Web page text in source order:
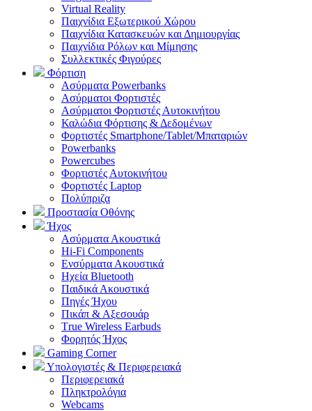
Virtual Reality
Παιχνίδια Εξωτερικού Χώρου
Παιχνίδια Κατασκευών και Δημιουργίας
Παιχνίδια Ρόλων και Μίμησης
Συλλεκτικές Φιγούρες
Φόρτιση
Ασύρματα Powerbanks
Aσύρματοι Φορτιστές
Ασύρματοι Φορτιστές Αυτοκινήτου
Καλώδια Φόρτισης & Δεδομένων
Φορτιστές Smartphone/Tablet/Μπαταριών
Powerbanks
Powercubes
Φορτιστές Αυτοκινήτου
Φορτιστές Laptop
Πολύπριζα
Προστασία Οθόνης
Ήχος
Ασύρματα Ακουστικά
Hi-Fi Components
Ενσύρματα Ακουστικά
Ηχεία Bluetooth
Παιδικά Ακουστικά
Πηγές Ήχου
Πικάπ & Αξεσουάρ
Τrue Wireless Earbuds
Φορητός Ήχος
Gaming Corner
Υπολογιστές & Περιφερειακά
Περιφερειακά
Πληκτρολόγια
Webcams